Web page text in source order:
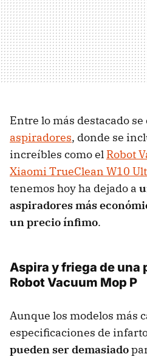
Entre lo más destacado
aspiradores, donde se
increíbles como el Robot
Xiaomi TrueClean W10
tenemos hoy ha dejado a
aspiradores más
un precio ínfimo.
Aspira y friega de una
Robot Vacuum Mop P
Aunque los modelos más
especificaciones de
pueden ser demasiado